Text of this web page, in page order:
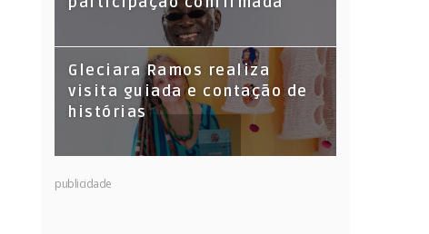
Gleciara Ramos realiza
visita guiada e contação de
histórias
publicidade